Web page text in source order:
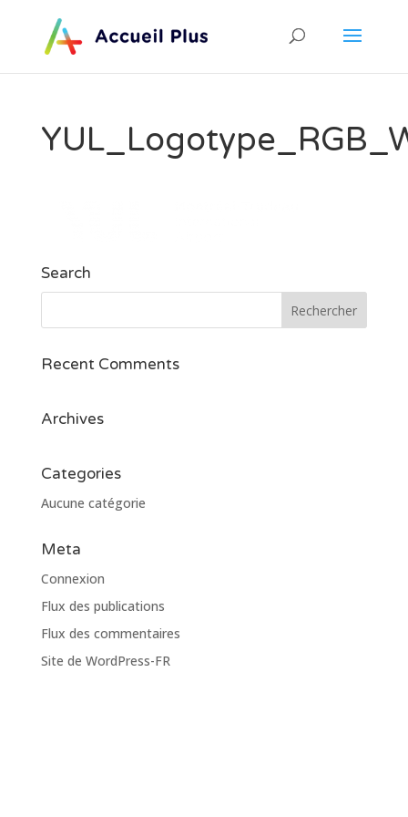
Search
Recent Comments
Archives
Categories
Aucune catégorie
Meta
Connexion
Flux des publications
Flux des commentaires
Site de WordPress-FR